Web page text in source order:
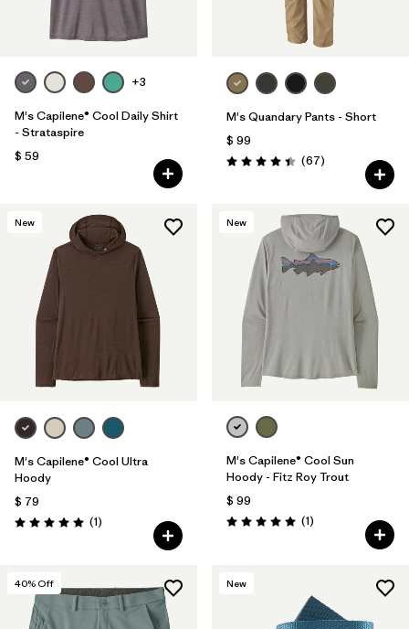
+3
M's Capilene® Cool Daily Shirt
- Strataspire
$ 59
M's Quandary Pants - Short
$ 99
Valoración: 4.4 / 5
(67Comentarios
)
New
M's Capilene® Cool Ultra
Hoody
$ 79
Valoración: 5.0 / 5
(1Comentarios
)
New
M's Capilene® Cool Sun
Hoody - Fitz Roy Trout
$ 99
Valoración: 5.0 / 5
(1Comentarios
)
40% Off New